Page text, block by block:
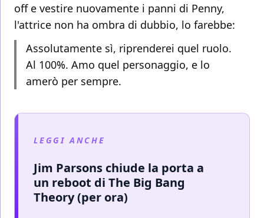
off e vestire nuovamente i panni di Penny,
l'attrice non ha ombra di dubbio, lo farebbe:
Assolutamente sì, riprenderei quel ruolo.
Al 100%. Amo quel personaggio, e lo
amerò per sempre.
LEGGI ANCHE
Jim Parsons chiude la porta a
un reboot di The Big Bang
Theory (per ora)